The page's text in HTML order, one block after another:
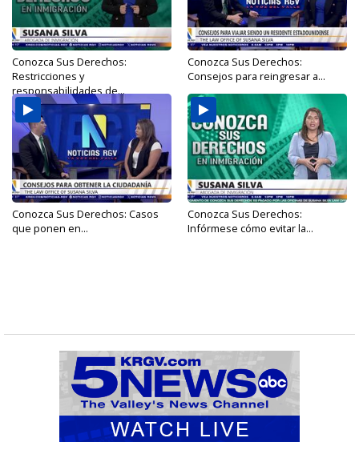
Conozca Sus Derechos:
Restricciones y
responsabilidades de...
Conozca Sus Derechos:
Consejos para reingresar a...
Conozca Sus Derechos: Casos
que ponen en...
Conozca Sus Derechos:
Infórmese cómo evitar la...